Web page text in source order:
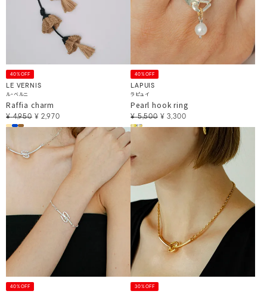
40%OFF
LE VERNIS
ル・ベルニ
Raffia charm
¥ 4,950 ¥ 2,970
40%OFF
LAPUIS
ラピュイ
Pearl hook ring
¥ 5,500 ¥ 3,300
40%OFF 30%OFF